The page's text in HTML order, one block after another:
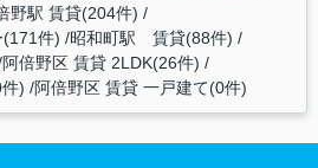
野駅 賃貸(204件)
(171件) 昭和町駅 賃貸(88件)
阿倍野区 賃貸 2LDK(26件)
) 阿倍野区 賃貸 一戸建て(0件)